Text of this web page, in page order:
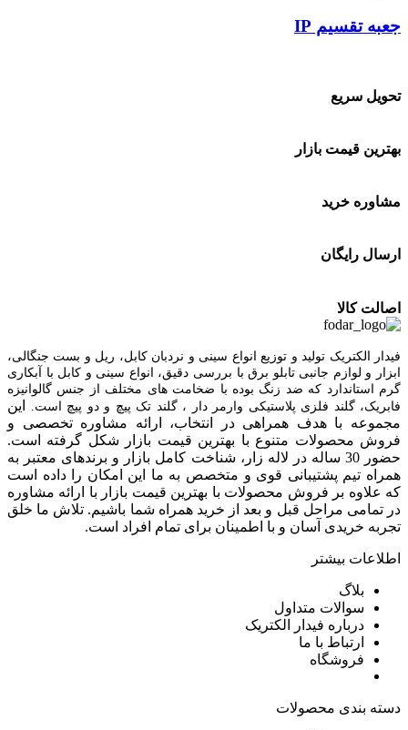
جعبه تقسیم IP
تحویل سریع
بهترین قیمت بازار
مشاوره خرید
ارسال رایگان
اصالت کالا
فیدار الکتریک توليد و توزیع انواع سینی و نردبان کابل، ریل و بست جنگالی،
ابزار و لوازم جانبی تابلو برق با بررسی دقیق، انواع سینی و کابل با آبکاری
گرم استاندارد که ضد زنگ بوده با ضخامت های مختلف از جنس گالوانیزه
فابریک، گلند فلزی پلاستيکی وارمر دار ، گلند تک پيچ و دو پيچ است.
این
مجموعه با هدف همراهی در انتخاب، ارائه مشاوره تخصصی و
فروش محصولات متنوع با بهترین قیمت بازار شکل گرفته است.
حضور 30 ساله در لاله زار، شناخت کامل بازار و برندهای معتبر به
همراه تیم پشتیبانی قوی و متخصص به ما این امکان را داده است
که علاوه بر فروش محصولات با بهترین قیمت بازار با ارائه مشاوره
در تمامی مراحل قبل و بعد از خرید همراه شما باشیم. تلاش ما خلق
تجربه خریدی آسان و با اطمینان برای تمام افراد است.
اطلاعات بیشتر
بلاگ
سوالات متداول
درباره فیدار الکتریک
ارتباط با ما
فروشگاه
دسته بندی محصولات